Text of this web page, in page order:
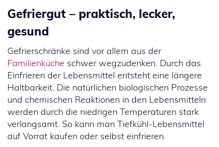
Gefriergut – praktisch, lecker,
gesund
Gefrierschränke sind vor allem aus der
Familienküche schwer wegzudenken. Durch das
Einfrieren der Lebensmittel entsteht eine längere
Haltbarkeit. Die natürlichen biologischen Prozesse
und chemischen Reaktionen in den Lebensmitteln
werden durch die niedrigen Temperaturen stark
verlangsamt. So kann man Tiefkühl-Lebensmittel
auf Vorrat kaufen oder selbst einfrieren.